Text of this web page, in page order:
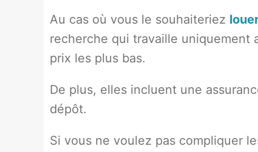
Au cas où vous le souhaiteriez
recherche qui travaille uniquement
prix les plus bas.
De plus, elles incluent une
dépôt.
Si vous ne voulez pas compliquer